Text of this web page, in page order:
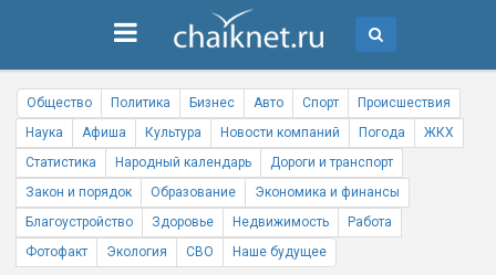
Общество Политика Бизнес Авто Спорт
Происшествия
Наука
Афиша Культура Новости компаний Погода
ЖКХ
Статистика
Народный календарь
Дороги и транспорт
Закон и порядок
Образование
Экономика и финансы
Благоустройство
Здоровье Недвижимость
Работа
Фотофакт
Экология СВО Наше будущее